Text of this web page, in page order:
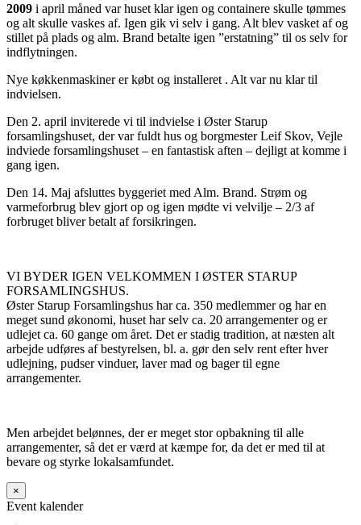
2009 i april måned var huset klar igen og containere skulle tømmes
og alt skulle vaskes af. Igen gik vi selv i gang. Alt blev vasket af og
stillet på plads og alm. Brand betalte igen ”erstatning” til os selv for
indflytningen.
Nye køkkenmaskiner er købt og installeret . Alt var nu klar til
indvielsen.
Den 2. april inviterede vi til indvielse i Øster Starup
forsamlingshuset, der var fuldt hus og borgmester Leif Skov, Vejle
indviede forsamlingshuset – en fantastisk aften – dejligt at komme i
gang igen.
Den 14. Maj afsluttes byggeriet med Alm. Brand. Strøm og
varmeforbrug blev gjort op og igen mødte vi velvilje – 2/3 af
forbruget bliver betalt af forsikringen.
VI BYDER IGEN VELKOMMEN I ØSTER STARUP
FORSAMLINGSHUS.
Øster Starup Forsamlingshus har ca. 350 medlemmer og har en
meget sund økonomi, huset har selv ca. 20 arrangementer og er
udlejet ca. 60 gange om året. Det er stadig tradition, at næsten alt
arbejde udføres af bestyrelsen, bl. a. gør den selv rent efter hver
udlejning, pudser vinduer, laver mad og bager til egne
arrangementer.
Men arbejdet belønnes, der er meget stor opbakning til alle
arrangementer, så det er værd at kæmpe for, da det er med til at
bevare og styrke lokalsamfundet.
×
Event kalender